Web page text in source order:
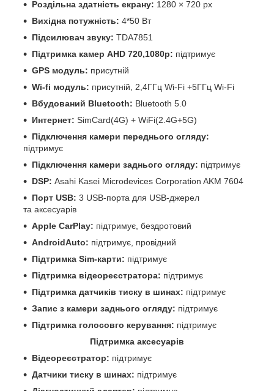
Роздільна здатність екрану: 1280 × 720 px
Вихідна потужність: 4*50 Вт
Підсилювач звуку: TDA7851
Підтримка камер AHD 720,1080р: підтримує
GPS модуль: присутній
Wi-fi модуль: присутній, 2,4ГГц Wi-Fi +5ГГц Wi-Fi
Вбудований Bluetooth: Bluetooth 5.0
Интернет: SimCard(4G) + WiFi(2.4G+5G)
Підключення камери переднього огляду:
підтримує
Підключення камери заднього огляду: підтримує
DSP: Asahi Kasei Microdevices Corporation AKM 7604
Порт USB: 3 USB-порта для USB-джерел
та аксесуарів
Apple CarPlay: підтримує, бездротовий
AndroidAuto: підтримує, провідний
Підтримка Sim-карти: підтримує
Підтримка відеореєстратора: підтримує
Підтримка датчиків тиску в шинах: підтримує
Запис з камери заднього огляду: підтримує
Підтримка голосовго керування: підтримує
Підтримка аксесуарів
Відеореєстратор: підтримує
Датчики тиску в шинах: підтримує